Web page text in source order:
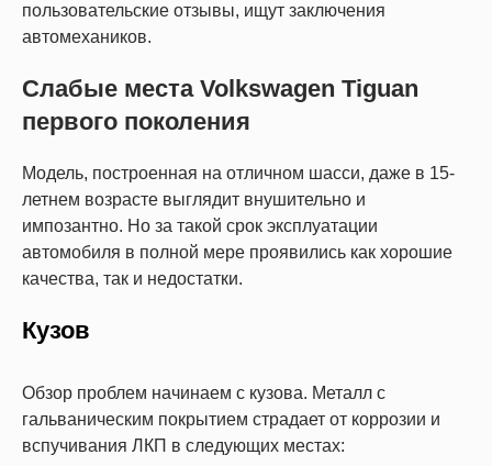
пользовательские отзывы, ищут заключения
автомехаников.
Слабые места Volkswagen Tiguan
первого поколения
Модель, построенная на отличном шасси, даже в 15-
летнем возрасте выглядит внушительно и
импозантно. Но за такой срок эксплуатации
автомобиля в полной мере проявились как хорошие
качества, так и недостатки.
Кузов
Обзор проблем начинаем с кузова. Металл с
гальваническим покрытием страдает от коррозии и
вспучивания ЛКП в следующих местах: